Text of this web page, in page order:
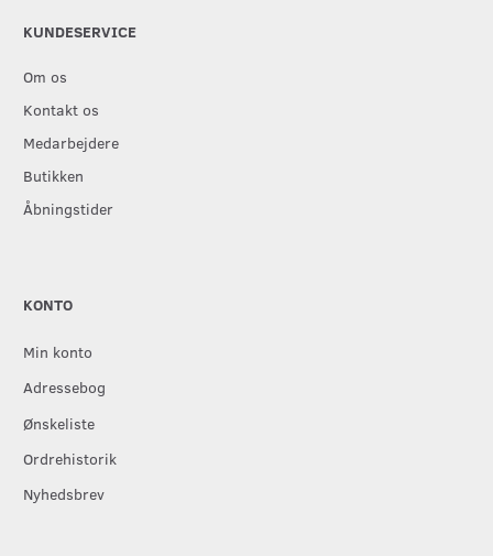
KUNDESERVICE
Om os
Kontakt os
Medarbejdere
Butikken
Åbningstider
KONTO
Min konto
Adressebog
Ønskeliste
Ordrehistorik
Nyhedsbrev